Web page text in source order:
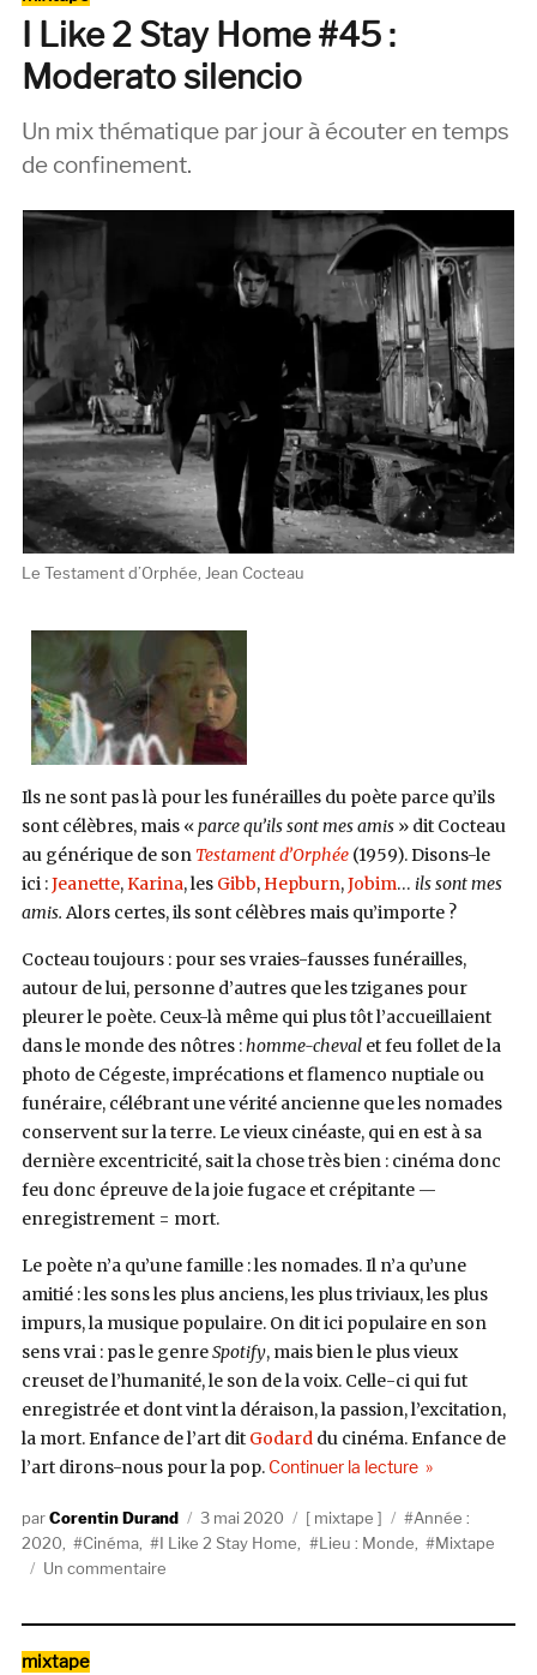
soir
#1
:
Anderson
I Like 2 Stay Home #45 :
Moderato silencio
Un mix thématique par jour à écouter en temps
de confinement.
Le Testament d’Orphée, Jean Cocteau
Ils ne sont pas là pour les funérailles du poète parce qu’ils
sont célèbres, mais «parce qu’ils sont mes amis » dit Cocteau
au générique de son Testament d’Orphée (1959). Disons-le
ici :Jeanette,Karina, les Gibb, Hepburn,Jobim… ils sont mes
amis. Alors certes, ils sont célèbres mais qu’importe ?
Cocteau toujours : pour ses vraies-fausses funérailles,
autour de lui, personne d’autres que les tziganes pour
pleurer le poète. Ceux-là même qui plus tôt l’accueillaient
dans le monde des nôtres :homme-cheval et feu follet de la
photo de Cégeste, imprécations et flamenco nuptiale ou
funéraire, célébrant une vérité ancienne que les nomades
conservent sur la terre. Le vieux cinéaste, qui en est à sa
dernière excentricité, sait la chose très bien : cinéma donc
feu donc épreuve de la joie fugace et crépitante —
enregistrement = mort.
Le poète n’a qu’une famille : les nomades. Il n’a qu’une
amitié : les sons les plus anciens, les plus triviaux, les plus
impurs, la musique populaire. On dit ici populaire en son
sens vrai : pas le genreSpotify, mais bien le plus vieux
creuset de l’humanité, le son de la voix. Celle-ci qui fut
enregistrée et dont vint la déraison, la passion, l’excitation,
la mort. Enfance de l’art dit Godarddu cinéma. Enfance de
l’art dirons-nous pour la pop. Continuer la lecturede « I Like 2
AuteurCorentin Durand
Publié
le
3 mai 2020 Catégories
mixtape Étiquettes
Année :
2020
Cinéma I Like 2 Stay Home Lieu : Monde
Mixtape
Un commentairesur
Catégories
mixtape